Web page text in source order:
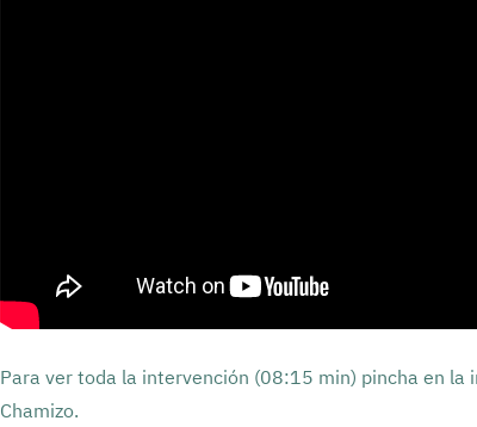
Para ver toda la intervención (08:15 min) pincha en la
Chamizo.